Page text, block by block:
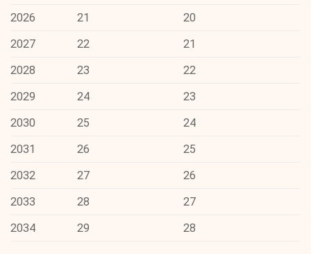
2026
21
20
2027
22
21
2028
23
22
2029
24
23
2030
25
24
2031
26
25
2032
27
26
2033
28
27
2034
29 28